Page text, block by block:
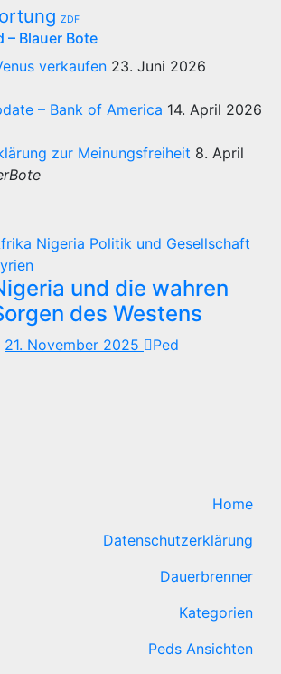
ZDF
– Blauer Bote
verkaufen 23. Juni 2026
– Bank of America 14. April 2026
zur Meinungsfreiheit 8. April
Nigeria Politik und Gesellschaft
und die wahren
des Westens
21. November 2025 Ped
Home
Datenschutzerklärung
Dauerbrenner
Kategorien
Peds Ansichten